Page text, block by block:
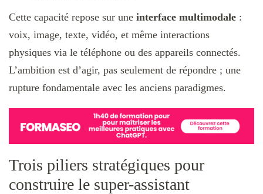
Cette capacité repose sur une interface multimodale :
voix, image, texte, vidéo, et même interactions
physiques via le téléphone ou des appareils connectés.
L’ambition est d’agir, pas seulement de répondre ; une
rupture fondamentale avec les anciens paradigmes.
Trois piliers stratégiques pour
construire le super-assistant